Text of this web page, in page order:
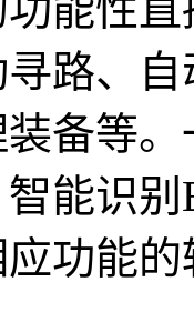
路、
备等
能识
功能的